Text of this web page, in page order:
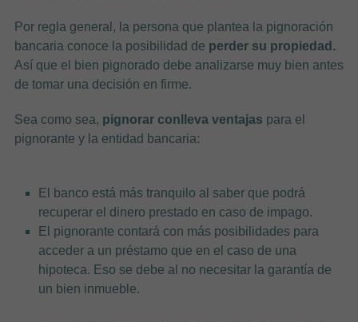
Por regla general, la persona que plantea la pignoración
bancaria conoce la posibilidad de perder su propiedad.
Así que el bien pignorado debe analizarse muy bien antes
de tomar una decisión en firme.
Sea como sea, pignorar conlleva ventajas para el
pignorante y la entidad bancaria:
El banco está más tranquilo al saber que podrá
recuperar el dinero prestado en caso de impago.
El pignorante contará con más posibilidades para
acceder a un préstamo que en el caso de una
hipoteca. Eso se debe al no necesitar la garantía de
un bien inmueble.